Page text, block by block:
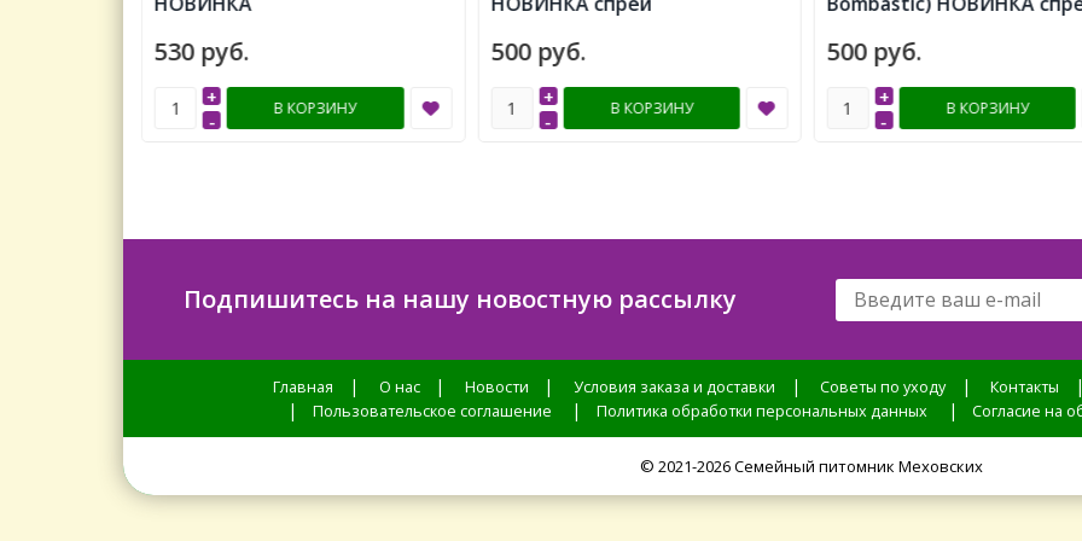
530 руб.
-
+ В КОРЗИНУ
500 руб.
-
+ В КОРЗИНУ
500 руб.
-
+ В КОРЗИНУ
Подпишитесь на нашу новостную рассылку
Главная | О нас | Новости | Условия заказа и доставки | Советы по уходу | Контакты |
| Пользовательское соглашение | Политика обработки персональных данных | Согласие на
© 2021-2026 Семейный питомник Меховских